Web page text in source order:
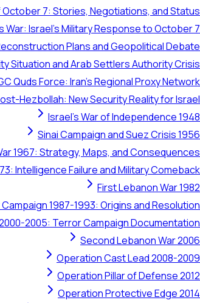
7: Stories, Negotiations, and Status
War: Israel's Military Response to October 7
Plans and Geopolitical Debate
Situation and Arab Settlers Authority Crisis
Quds Force: Iran's Regional Proxy Network
Hezbollah: New Security Reality for Israel
Israel's War of Independence 1948
Sinai Campaign and Suez Crisis 1956
1967: Strategy, Maps, and Consequences
Intelligence Failure and Military Comeback
First Lebanon War 1982
1987-1993: Origins and Resolution
2005: Terror Campaign Documentation
Second Lebanon War 2006
Operation Cast Lead 2008-2009
Operation Pillar of Defense 2012
Operation Protective Edge 2014